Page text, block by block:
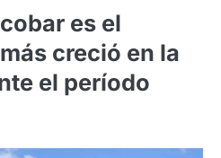
es el
creció en la
el período